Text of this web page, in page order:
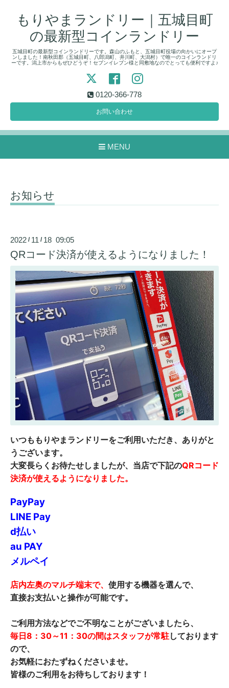
もりやまランドリー｜五城目町
の最新型コインランドリー
五城目町の最新型コインランドリーです。森山のふもと、五城目町役場の向かいにオープ
ンしました！南秋田郡（五城目町、八郎潟町、井川町、大潟村）で唯一のコインランドリ
ーです。潟上市からもぜひどうぞ！セブンイレブン様と同敷地なのでとっても便利ですよ♪
0120-366-778
お問い合わせ
MENU
お知らせ
2022 / 11 / 18 09:05
QRコード決済が使えるようになりました！
いつももりやまランドリーをご利用いただき、ありがと
うございます。
大変長らくお待たせしましたが、当店で下記のQRコード
決済が使えるようになりました。
PayPay
LINE Pay
d払い
au PAY
メルペイ
店内左奥のマルチ端末で、 使用する機器を選んで、
直接お支払いと操作が可能です。
ご利用方法などでご不明なことがございましたら、
毎日8：30～11：30の間はスタッフが常駐しております
ので、
お気軽におたずねくださいませ。
皆様のご利用をお待ちしております！